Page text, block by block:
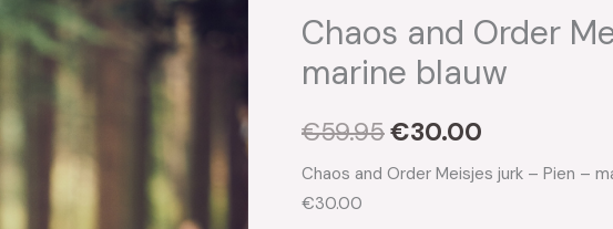
Chaos and Order
marine blauw
€59.95
was:
€59.95.
€30.00
is:
€30.00.
Chaos and Order Meisjes jurk – Pien –
€30.00